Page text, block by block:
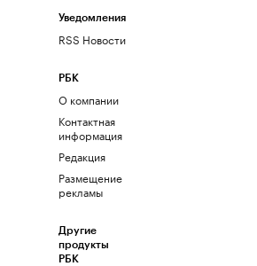
Уведомления
RSS Новости
РБК
О компании
Контактная
информация
Редакция
Размещение
рекламы
Другие
продукты
РБК